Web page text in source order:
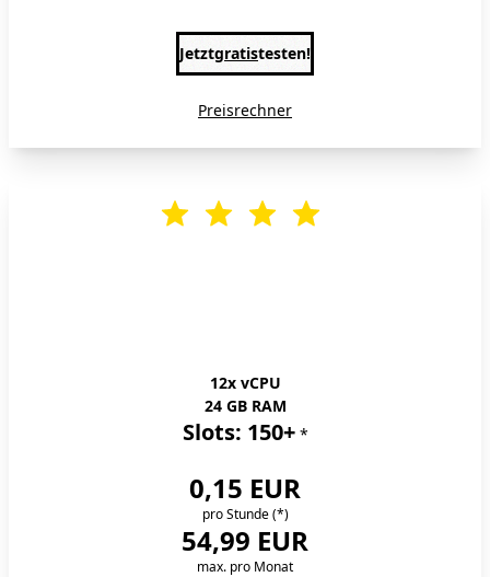
Jetztgratistesten!
Preisrechner
12x vCPU
24 GB RAM
Slots: 150+ *
0,15 EUR
pro Stunde(*)
54,99 EUR
max. pro Monat